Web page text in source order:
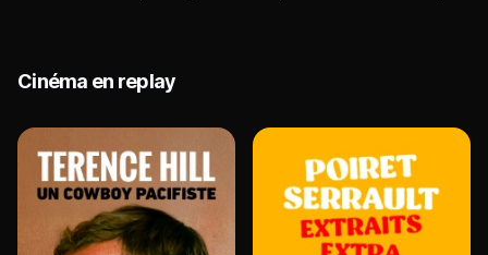
Cinéma en replay